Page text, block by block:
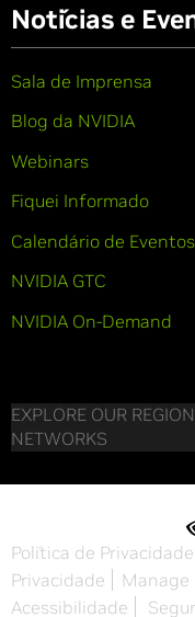
Notícias e
Sala de Imprensa
Blog da NVIDIA
Webinars
Fiquei Informado
Calendário de Eventos
NVIDIA GTC
NVIDIA On-Demand
EXPLORE OUR
NETWORKS
Política de Privacidade
Privacidade
Manage
Acessibilidade